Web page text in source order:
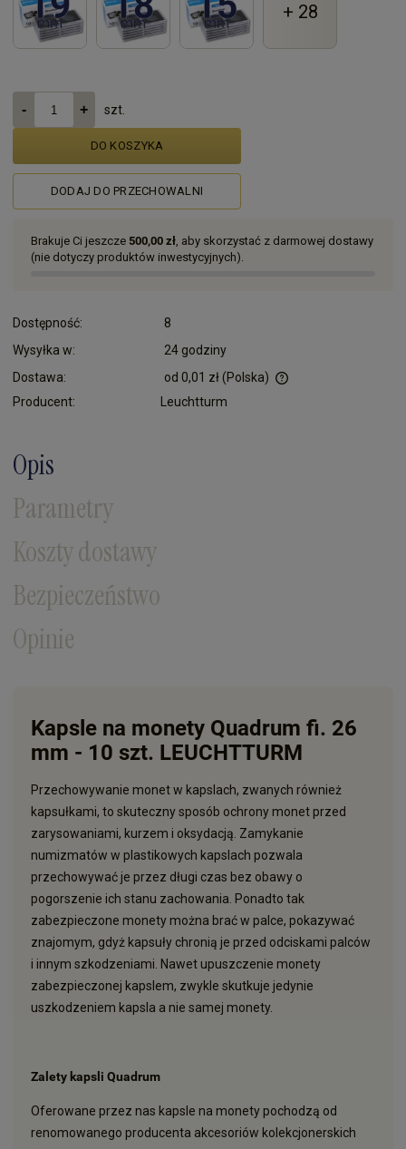
+ 28
szt.
DO KOSZYKA
DODAJ DO PRZECHOWALNI
Brakuje Ci jeszcze 500,00 zł, aby skorzystać z darmowej dostawy
(nie dotyczy produktów inwestycyjnych).
Dostępność:
8
Wysyłka w:
24 godziny
Dostawa:
od 0,01 zł(Polska)
Producent: Leuchtturm
Opis
Parametry
Koszty dostawy
Bezpieczeństwo
Opinie
Kapsle na monety Quadrum fi. 26
mm - 10 szt. LEUCHTTURM
Przechowywanie monet w kapslach, zwanych również
kapsułkami, to skuteczny sposób ochrony monet przed
zarysowaniami, kurzem i oksydacją. Zamykanie
numizmatów w plastikowych kapslach pozwala
przechowywać je przez długi czas bez obawy o
pogorszenie ich stanu zachowania. Ponadto tak
zabezpieczone monety można brać w palce, pokazywać
znajomym, gdyż kapsuły chronią je przed odciskami palców
i innym szkodzeniami. Nawet upuszczenie monety
zabezpieczonej kapslem, zwykle skutkuje jedynie
uszkodzeniem kapsla a nie samej monety.
Zalety kapsli Quadrum
Oferowane przez nas kapsle na monety pochodzą od
renomowanego producenta akcesoriów kolekcjonerskich